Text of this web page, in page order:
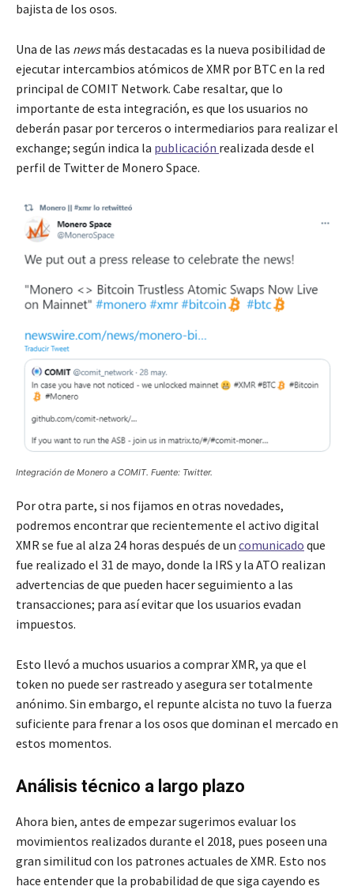
bajista de los osos.
Una de las newsmás destacadas es la nueva posibilidad de
ejecutar intercambios atómicos de XMR por BTC en la red
principal de COMIT Network. Cabe resaltar, que lo
importante de esta integración, es que los usuarios no
deberán pasar por terceros o intermediarios para realizar el
exchange; según indica la publicación realizada desde el
perfil de Twitter de Monero Space.
Integración de Monero a COMIT. Fuente: Twitter.
Por otra parte, si nos fijamos en otras novedades,
podremos encontrar que recientemente el activo digital
XMR se fue al alza 24 horas después de un comunicado que
fue realizado el 31 de mayo, donde la IRS y la ATO realizan
advertencias de que pueden hacer seguimiento a las
transacciones; para así evitar que los usuarios evadan
impuestos.
Esto llevó a muchos usuarios a comprar XMR, ya que el
token no puede ser rastreado y asegura ser totalmente
anónimo. Sin embargo, el repunte alcista no tuvo la fuerza
suficiente para frenar a los osos que dominan el mercado en
estos momentos.
Análisis técnico a largo plazo
Ahora bien, antes de empezar sugerimos evaluar los
movimientos realizados durante el 2018, pues poseen una
gran similitud con los patrones actuales de XMR. Esto nos
hace entender que la probabilidad de que siga cayendo es